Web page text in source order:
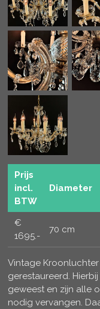
Prijs
incl.
BTW
Diameter
€
1695.-
70 cm
Vintage
gerestaureerd.
geweest en zijn alle
nodig vervangen.